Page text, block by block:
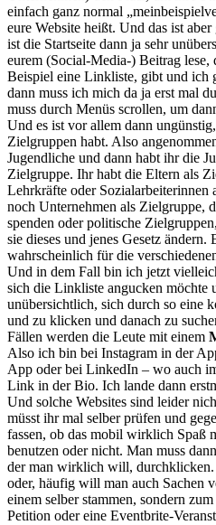
einfach ganz normal
eure Website heißt. Und das ist
ist die Startseite dann ja sehr
eurem (Social-Media-) Beitrag lese,
Beispiel eine Linkliste, gibt und ich
dann muss ich mich da ja erst mal
muss durch Menüs scrollen, um
Und es ist vor allem dann
Zielgruppen habt. Also
Jugendliche und dann habt ihr die
Zielgruppe. Ihr habt die Eltern als
Lehrkräfte oder Sozialarbeiterinnen
noch Unternehmen als Zielgruppe,
spenden oder politische
sie dieses und jenes Gesetz ändern.
wahrscheinlich für die
Und in dem Fall bin ich jetzt
sich die Linkliste angucken möchte
unübersichtlich, sich durch so eine
und zu klicken und danach zu
Fällen werden die Leute mit einem
Also ich bin bei Instagram in der
App oder bei LinkedIn – wo auch
Link in der Bio. Ich lande dann
Und solche Websites sind leider
müsst ihr mal selber prüfen und
fassen, ob das mobil wirklich Spaß
benutzen oder nicht. Man muss
der man wirklich will, durchklicken.
oder, häufig will man auch Sachen
einem selber stammen, sondern
Petition oder eine Eventbrite-